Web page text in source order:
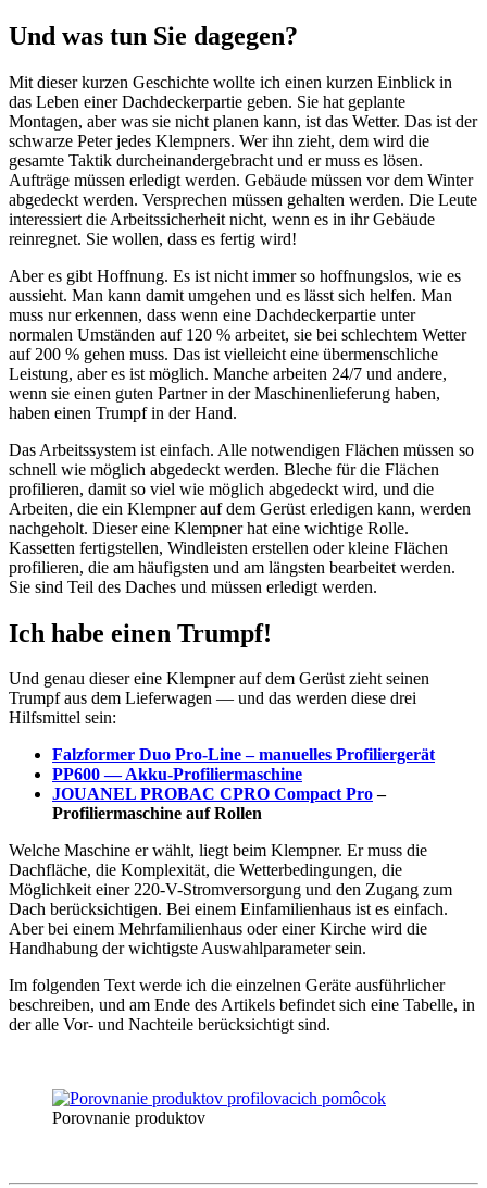
Und was tun Sie dagegen?
Mit dieser kurzen Geschichte wollte ich einen kurzen Einblick in
das Leben einer Dachdeckerpartie geben. Sie hat geplante
Montagen, aber was sie nicht planen kann, ist das Wetter. Das ist der
schwarze Peter jedes Klempners. Wer ihn zieht, dem wird die
gesamte Taktik durcheinandergebracht und er muss es lösen.
Aufträge müssen erledigt werden. Gebäude müssen vor dem Winter
abgedeckt werden. Versprechen müssen gehalten werden. Die Leute
interessiert die Arbeitssicherheit nicht, wenn es in ihr Gebäude
reinregnet. Sie wollen, dass es fertig wird!
Aber es gibt Hoffnung. Es ist nicht immer so hoffnungslos, wie es
aussieht. Man kann damit umgehen und es lässt sich helfen. Man
muss nur erkennen, dass wenn eine Dachdeckerpartie unter
normalen Umständen auf 120 % arbeitet, sie bei schlechtem Wetter
auf 200 % gehen muss. Das ist vielleicht eine übermenschliche
Leistung, aber es ist möglich. Manche arbeiten 24/7 und andere,
wenn sie einen guten Partner in der Maschinenlieferung haben,
haben einen Trumpf in der Hand.
Das Arbeitssystem ist einfach. Alle notwendigen Flächen müssen so
schnell wie möglich abgedeckt werden. Bleche für die Flächen
profilieren, damit so viel wie möglich abgedeckt wird, und die
Arbeiten, die ein Klempner auf dem Gerüst erledigen kann, werden
nachgeholt. Dieser eine Klempner hat eine wichtige Rolle.
Kassetten fertigstellen, Windleisten erstellen oder kleine Flächen
profilieren, die am häufigsten und am längsten bearbeitet werden.
Sie sind Teil des Daches und müssen erledigt werden.
Ich habe einen Trumpf!
Und genau dieser eine Klempner auf dem Gerüst zieht seinen
Trumpf aus dem Lieferwagen — und das werden diese drei
Hilfsmittel sein:
Falzformer Duo Pro-Line – manuelles Profiliergerät
PP600 — Akku-Profiliermaschine
JOUANEL PROBAC CPRO Compact Pro–
Profiliermaschine auf Rollen
Welche Maschine er wählt, liegt beim Klempner. Er muss die
Dachfläche, die Komplexität, die Wetterbedingungen, die
Möglichkeit einer 220-V-Stromversorgung und den Zugang zum
Dach berücksichtigen. Bei einem Einfamilienhaus ist es einfach.
Aber bei einem Mehrfamilienhaus oder einer Kirche wird die
Handhabung der wichtigste Auswahlparameter sein.
Im folgenden Text werde ich die einzelnen Geräte ausführlicher
beschreiben, und am Ende des Artikels befindet sich eine Tabelle, in
der alle Vor- und Nachteile berücksichtigt sind.
Porovnanie produktov